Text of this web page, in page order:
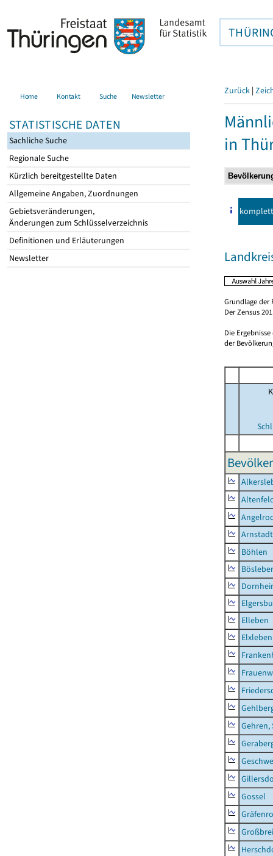
Home Kontakt Suche Newsletter
STATISTISCHE DATEN
Sachliche Suche
Regionale Suche
Kürzlich bereitgestellte Daten
Allgemeine Angaben, Zuordnungen
Gebietsveränderungen,
Änderungen zum Schlüsselverzeichnis
Definitionen und Erläuterungen
Newsletter
Zurück |
in
komplett
Grundlage der
Der Zensus
Die
der
Böhlen
Elleben
Elxleben
Gehren,
Gossel